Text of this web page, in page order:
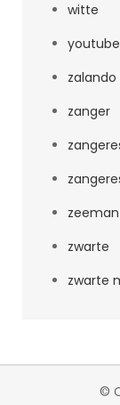
witte
youtube
zalando
zanger
zeeman
zwarte
zwarte
©